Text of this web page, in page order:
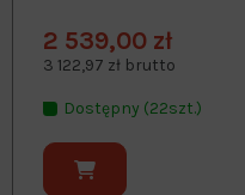
2 539,00 zł
3 122,97 zł brutto
Dostępny (22szt.)